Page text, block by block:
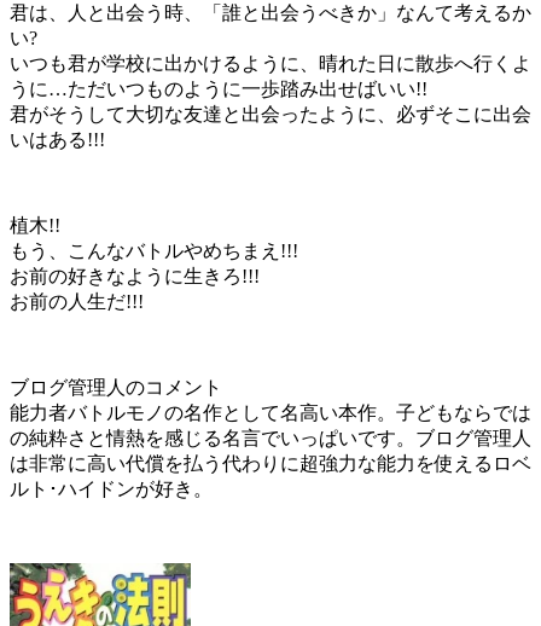
君は、人と出会う時、「誰と出会うべきか」なんて考えるか
い?
いつも君が学校に出かけるように、晴れた日に散歩へ行くよ
うに…ただいつものように一歩踏み出せばいい!!
君がそうして大切な友達と出会ったように、必ずそこに出会
いはある!!!
植木!!
もう、こんなバトルやめちまえ!!!
お前の好きなように生きろ!!!
お前の人生だ!!!
ブログ管理人のコメント
能力者バトルモノの名作として名高い本作。子どもならでは
の純粋さと情熱を感じる名言でいっぱいです。ブログ管理人
は非常に高い代償を払う代わりに超強力な能力を使えるロベ
ルト･ハイドンが好き。